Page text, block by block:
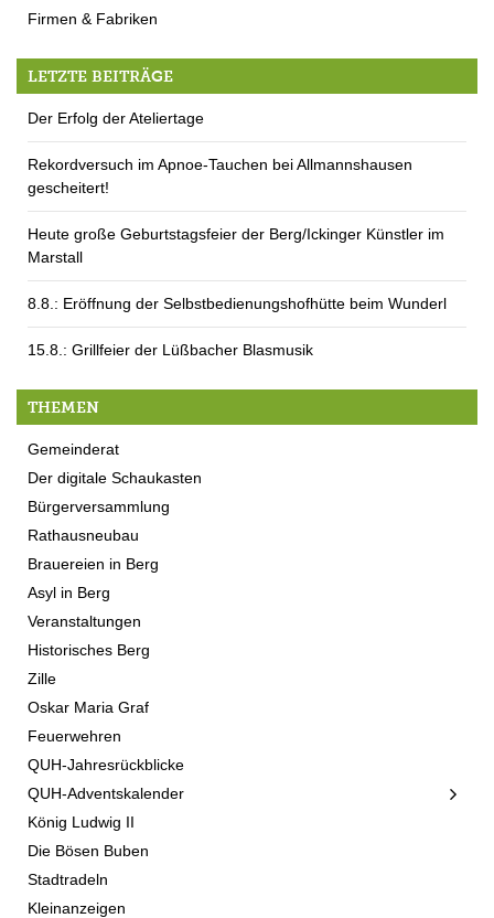
Firmen & Fabriken
LETZTE BEITRÄGE
Der Erfolg der Ateliertage
Rekordversuch im Apnoe-Tauchen bei Allmannshausen
gescheitert!
Heute große Geburtstagsfeier der Berg/Ickinger Künstler im
Marstall
8.8.: Eröffnung der Selbstbedienungshofhütte beim Wunderl
15.8.: Grillfeier der Lüßbacher Blasmusik
THEMEN
Gemeinderat
Der digitale Schaukasten
Bürgerversammlung
Rathausneubau
Brauereien in Berg
Asyl in Berg
Veranstaltungen
Historisches Berg
Zille
Oskar Maria Graf
Feuerwehren
QUH-Jahresrückblicke
QUH-Adventskalender
König Ludwig II
Die Bösen Buben
Stadtradeln
Kleinanzeigen